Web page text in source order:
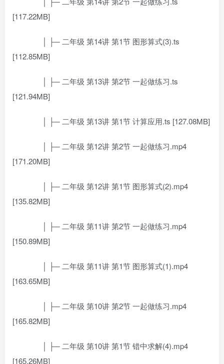
[117.22MB]
│ ├─ 二年级 第14讲 第1节 图形算式(3).ts
[112.85MB]
│ ├─ 二年级 第13讲 第2节 一起做练习.ts
[121.94MB]
│ ├─ 二年级 第13讲 第1节 计算应用.ts [127.08MB]
│ ├─ 二年级 第12讲 第2节 一起做练习.mp4
[171.20MB]
│ ├─ 二年级 第12讲 第1节 图形算式(2).mp4
[135.82MB]
│ ├─ 二年级 第11讲 第2节 一起做练习.mp4
[150.89MB]
│ ├─ 二年级 第11讲 第1节 图形算式(1).mp4
[163.65MB]
│ ├─ 二年级 第10讲 第2节 一起做练习.mp4
[165.82MB]
│ ├─ 二年级 第10讲 第1节 错中求解(4).mp4
[165.26MB]